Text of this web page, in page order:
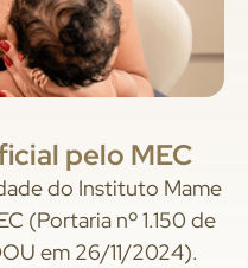
pelo MEC
do Instituto Mame
(Portaria nº 1.150 de
em 26/11/2024).